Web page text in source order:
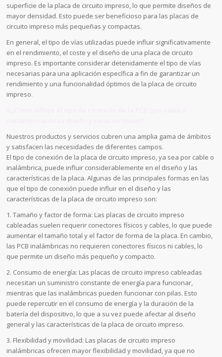
superficie de la placa de circuito impreso, lo que permite diseños de
mayor densidad. Esto puede ser beneficioso para las placas de
circuito impreso más pequeñas y compactas.
En general, el tipo de vías utilizadas puede influir significativamente
en el rendimiento, el coste y el diseño de una placa de circuito
impreso. Es importante considerar detenidamente el tipo de vías
necesarias para una aplicación específica a fin de garantizar un
rendimiento y una funcionalidad óptimos de la placa de circuito
impreso.
Nuestros productos y servicios cubren una amplia gama de ámbitos
y satisfacen las necesidades de diferentes campos.
El tipo de conexión de la placa de circuito impreso, ya sea por cable o
inalámbrica, puede influir considerablemente en el diseño y las
características de la placa. Algunas de las principales formas en las
que el tipo de conexión puede influir en el diseño y las
características de la placa de circuito impreso son:
1. Tamaño y factor de forma: Las placas de circuito impreso
cableadas suelen requerir conectores físicos y cables, lo que puede
aumentar el tamaño total y el factor de forma de la placa. En cambio,
las PCB inalámbricas no requieren conectores físicos ni cables, lo
que permite un diseño más pequeño y compacto.
2. Consumo de energía: Las placas de circuito impreso cableadas
necesitan un suministro constante de energía para funcionar,
mientras que las inalámbricas pueden funcionar con pilas. Esto
puede repercutir en el consumo de energía y la duración de la
batería del dispositivo, lo que a su vez puede afectar al diseño
general y las características de la placa de circuito impreso.
3. Flexibilidad y movilidad: Las placas de circuito impreso
inalámbricas ofrecen mayor flexibilidad y movilidad, ya que no